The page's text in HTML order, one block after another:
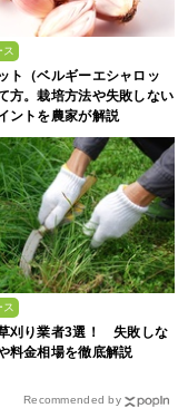
ス
ト（ベルギーエシャロッ
方。栽培方法や失敗しない
ントを農家が解説
刈り業者3選！ 失敗しな
料金相場を徹底解説
Recommended by